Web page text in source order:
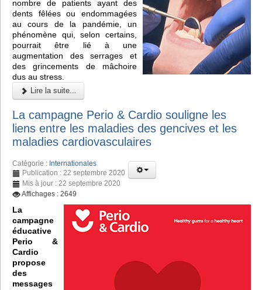
nombre de patients ayant des
dents fêlées ou endommagées
au cours de la pandémie, un
phénomène qui, selon certains,
pourrait être lié à une
augmentation des serrages et
des grincements de mâchoire
dus au stress.
Lire la suite...
La campagne Perio & Cardio souligne les
liens entre les maladies des gencives et les
maladies cardiovasculaires
Catégorie : Internationales
Publication : 22 septembre 2020
Mis à jour : 22 septembre 2020
Affichages : 2649
La
campagne
éducative
Perio &
Cardio
propose
des
messages